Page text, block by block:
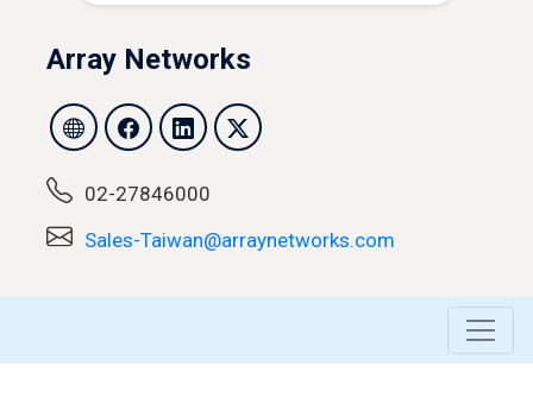
Array Networks
02-27846000
Sales-Taiwan@arraynetworks.com